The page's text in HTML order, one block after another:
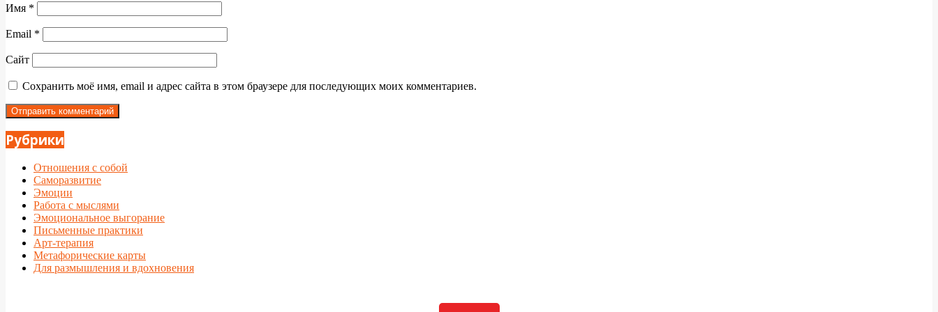
Имя *
Email *
Сайт
Сохранить моё имя, email и адрес сайта в этом браузере для последующих моих комментариев.
Рубрики
Отношения с собой
Саморазвитие
Эмоции
Работа с мыслями
Эмоциональное выгорание
Письменные практики
Арт-терапия
Метафорические карты
Для размышления и вдохновения